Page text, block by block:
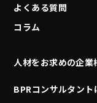
よくある質問
コラム
人材をお求めの企業
BPRコンサルタント